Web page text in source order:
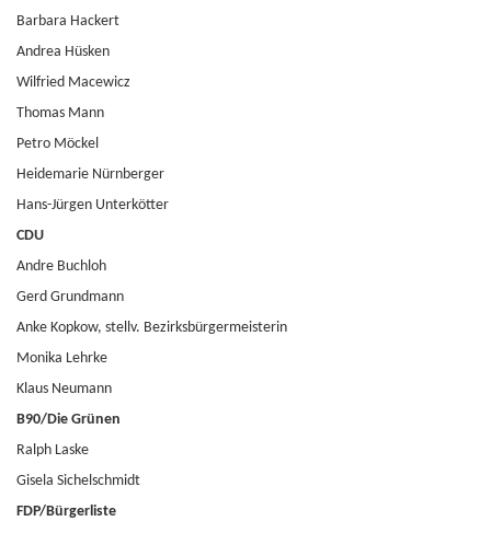
Barbara Hackert
Andrea Hüsken
Wilfried Macewicz
Thomas Mann
Petro Möckel
Heidemarie Nürnberger
Hans-Jürgen Unterkötter
CDU
Andre Buchloh
Gerd Grundmann
Anke Kopkow, stellv. Bezirksbürgermeisterin
Monika Lehrke
Klaus Neumann
B90/Die Grünen
Ralph Laske
Gisela Sichelschmidt
FDP/Bürgerliste